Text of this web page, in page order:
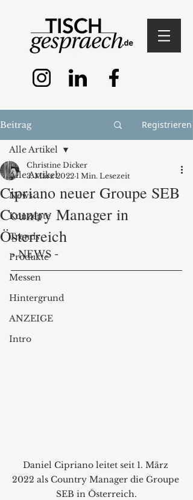
Beitrag Registrieren
Alle Artikel
News
Konzepte
Trends
Produkte
Messen
Hintergrund
ANZEIGE
Intro
Alle Artikel
Cipriano neuer Groupe SEB
Country Manager in
Österreich
Christine Dicker
3. März 2022 1 Min. Lesezeit
- NEWS -
Daniel Cipriano leitet seit 1. März
2022 als Country Manager die Groupe
SEB in Österreich.